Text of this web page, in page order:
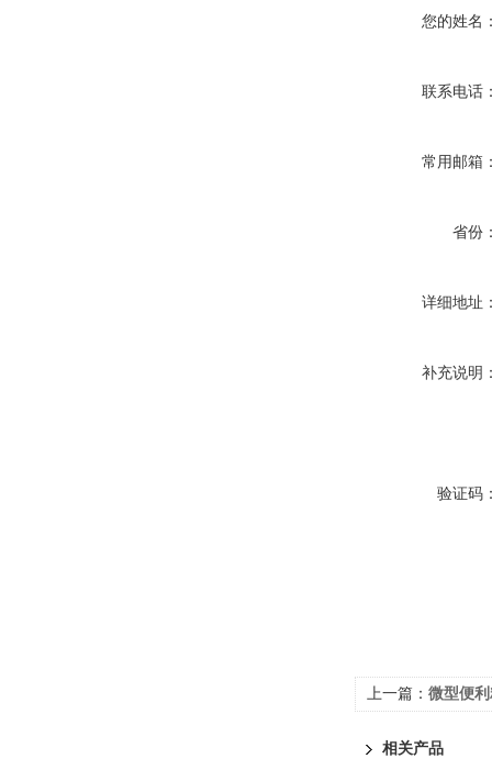
您的姓名
联系电话
常用邮箱
省份
详细地址
补充说明
验证码
上一篇： 微型便
相关产品